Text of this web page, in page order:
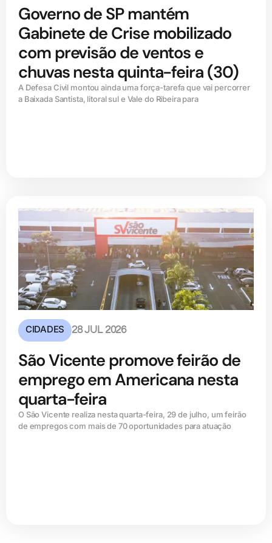
Governo de SP mantém
Gabinete de Crise mobilizado
com previsão de ventos e
chuvas nesta quinta-feira (30)
A Defesa Civil montou ainda uma força-tarefa que vai percorrer
a Baixada Santista, litoral sul e Vale do Ribeira para
CIDADES 28 JUL 2026
São Vicente promove feirão de
emprego em Americana nesta
quarta-feira
O São Vicente realiza nesta quarta-feira, 29 de julho, um feirão
de empregos com mais de 70 oportunidades para atuação